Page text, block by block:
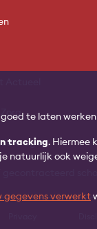
te laten
tracking. Hiermee
ook
gegevens verwerkt
vragen